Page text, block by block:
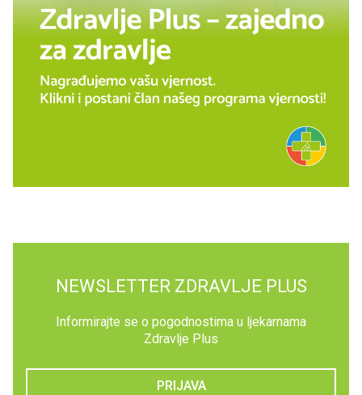
NEWSLETTER ZDRAVLJE PLUS
Informirajte se o pogodnostima u ljekarnama
Zdravlje Plus
PRIJAVA